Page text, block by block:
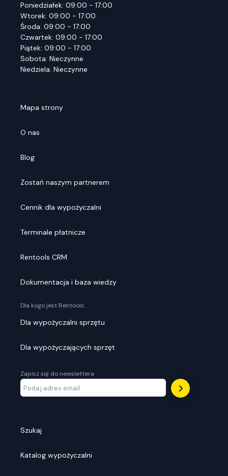
Poniedziałek: 09:00 - 17:00
Wtorek: 09:00 - 17:00
Środa: 09:00 - 17:00
Czwartek: 09:00 - 17:00
Piątek: 09:00 - 17:00
Sobota: Nieczynne
Niedziela: Nieczynne
Mapa strony
O nas
Blog
Zostań naszym partnerem
Cennik dla wypożyczalni
Terminale płatnicze
Rentools CRM
Dokumentacja i baza wiedzy
Dla kogo jest Rentools:
Dla wypożyczalni sprzętu
Dla wypożyczających sprzęt
Zapisz się do newslettera
Szukaj
Katalog wypożyczalni